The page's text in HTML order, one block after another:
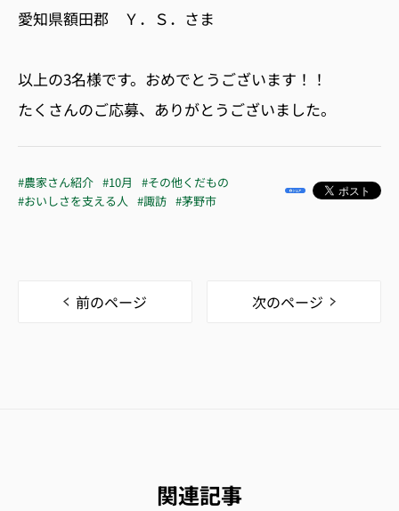
愛知県額田郡 Ｙ．Ｓ．さま
以上の3名様です。おめでとうございます！！
たくさんのご応募、ありがとうございました。
#農家さん紹介 #10月
#その他くだもの
#おいしさを支える人 #諏訪 #茅野市
前のページ 次のページ
関連記事